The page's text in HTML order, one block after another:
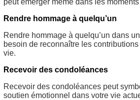
Rendre hommage à quelqu’un
Rendre hommage à quelqu’un dans
besoin de reconnaître les
vie.
Recevoir des condoléances
Recevoir des condoléances peut
soutien émotionnel dans votre vie